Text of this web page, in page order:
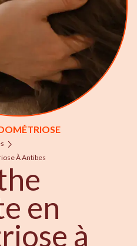
À Antibes
en
à